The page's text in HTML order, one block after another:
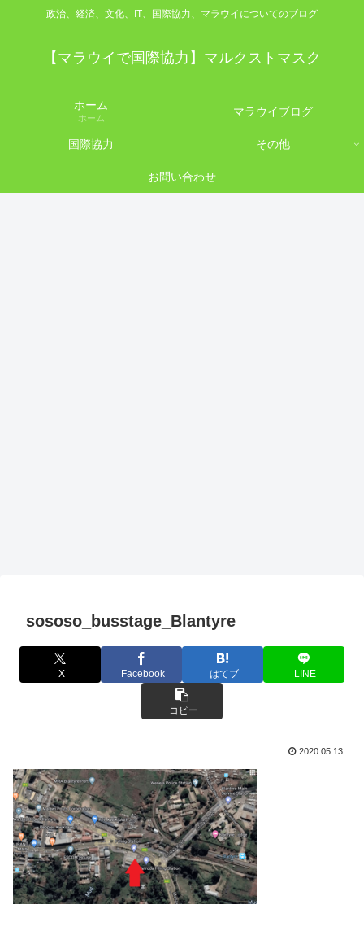
政治、経済、文化、IT、国際協力、マラウイについてのブログ
【マラウイで国際協力】マルクストマスク
ホーム
ホーム マラウイブログ
国際協力 その他
お問い合わせ
sososo_busstage_Blantyre
X Facebook はてブ LINE
コピー
2020.05.13